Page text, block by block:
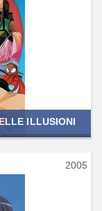
ILLUSIONI
2005